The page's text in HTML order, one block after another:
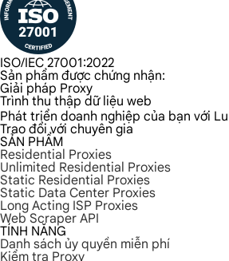
ISO/IEC 27001:2022
Sản phẩm được chứng nhận:
Giải pháp Proxy
Trình thu thập dữ liệu web
Phát triển doanh nghiệp của bạn với
Trao đổi với chuyên gia
SẢN PHẨM
Residential Proxies
Unlimited Residential Proxies
Static Residential Proxies
Static Data Center Proxies
Long Acting ISP Proxies
Web Scraper API
TÍNH NĂNG
Danh sách ủy quyền miễn phí
Kiểm tra Proxy